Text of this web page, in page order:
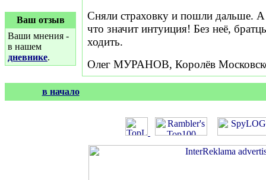
Сняли страховку и пошли дальше.
что значит интуиция! Без неё,
ходить.
Олег МУРАНОВ, Королёв
Ваш отзыв
Ваши мнения -
в нашем
дневнике.
в начало